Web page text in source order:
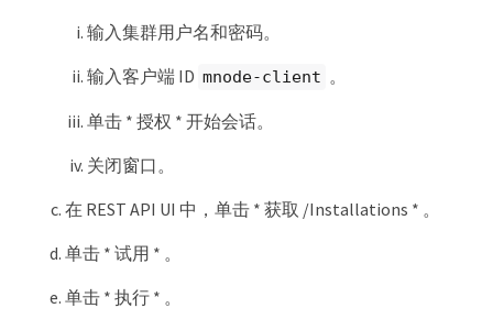
输入集群用户名和密码。
输入客户端 ID mnode-client 。
单击 * 授权 * 开始会话。
关闭窗口。
在 REST API UI 中，单击 * 获取​ /Installations * 。
单击 * 试用 * 。
单击 * 执行 * 。